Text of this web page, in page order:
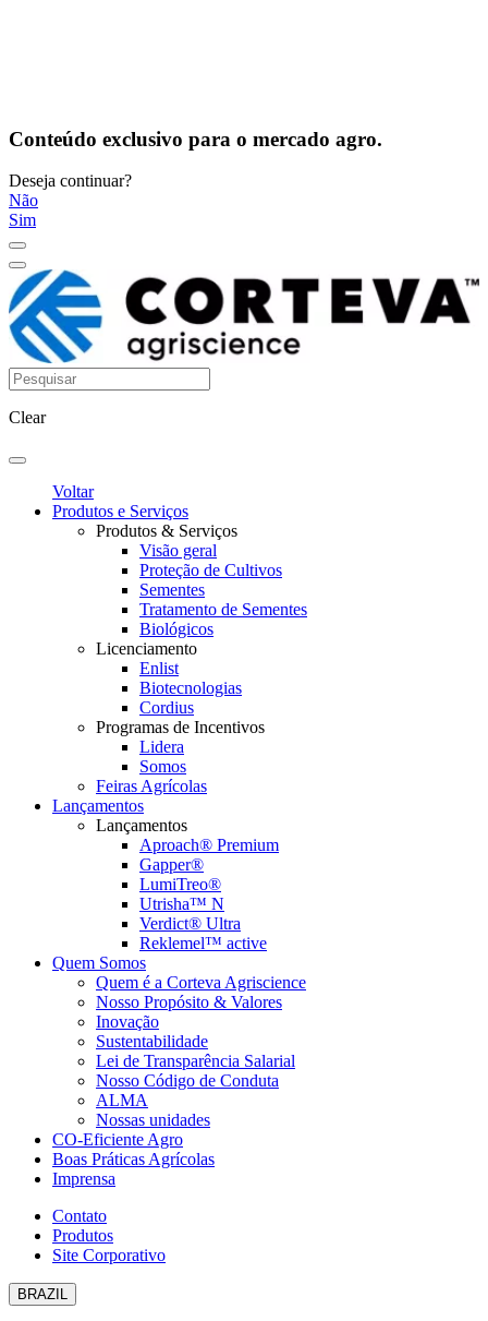
Conteúdo exclusivo para o mercado agro.
Deseja continuar?
Não
Sim
Clear
Voltar
Produtos e Serviços
Produtos & Serviços
Visão geral
Proteção de Cultivos
Sementes
Tratamento de Sementes
Biológicos
Licenciamento
Enlist
Biotecnologias
Cordius
Programas de Incentivos
Lidera
Somos
Feiras Agrícolas
Lançamentos
Lançamentos
Aproach® Premium
Gapper®
LumiTreo®
Utrisha™ N
Verdict® Ultra
Reklemel™ active
Quem Somos
Quem é a Corteva Agriscience
Nosso Propósito & Valores
Inovação
Sustentabilidade
Lei de Transparência Salarial
Nosso Código de Conduta
ALMA
Nossas unidades
CO-Eficiente Agro
Boas Práticas Agrícolas
Imprensa
Contato
Produtos
Site Corporativo
BRAZIL